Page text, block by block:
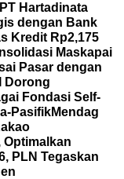
PT Hartadinata
dengan Bank
Kredit Rp2,175
Maskapai
Pasar dengan
Dorong
Fondasi Self-
PasifikMendag
Optimalkan
PLN Tegaskan